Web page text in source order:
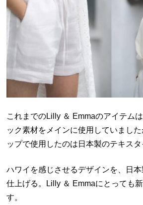
これまでのLilly ＆ Emmaのアイテム
ック素材をメインに使用していまし
ップで使用したのは日本製のテキスタ
ハワイを感じさせるデザインを、日
仕上げる。Lilly ＆ Emmaにとっても
す。